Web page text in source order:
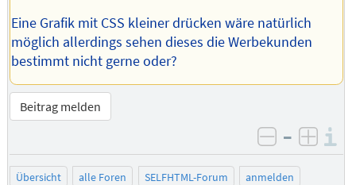
Eine Grafik mit CSS kleiner drücken wäre natürlich
möglich allerdings sehen dieses die Werbekunden
bestimmt nicht gerne oder?
Beitrag melden
negativ
–
Übersicht alle Foren SELFHTML-Forum
anmelden